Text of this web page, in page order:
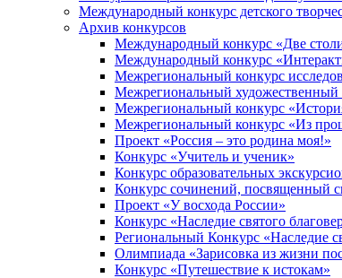
Международный конкурс детского
Архив конкурсов
Международный конкурс «Две
Международный конкурс
Межрегиональный конкурс
Межрегиональный художественный
Межрегиональный конкурс
Межрегиональный конкурс «Из
Проект «Россия – это родина моя!»
Конкурс «Учитель и ученик»
Конкурс образовательных
Конкурс сочинений, посвященный
Проект «У восхода России»
Конкурс «Наследие святого
Региональный Конкурс «Наследие
Олимпиада «Зарисовка из жизни
Конкурс «Путешествие к истокам»